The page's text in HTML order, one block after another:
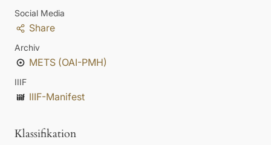
Social Media
Share
Archiv
METS (OAI-PMH)
IIIF
IIIF-Manifest
Klassifikation